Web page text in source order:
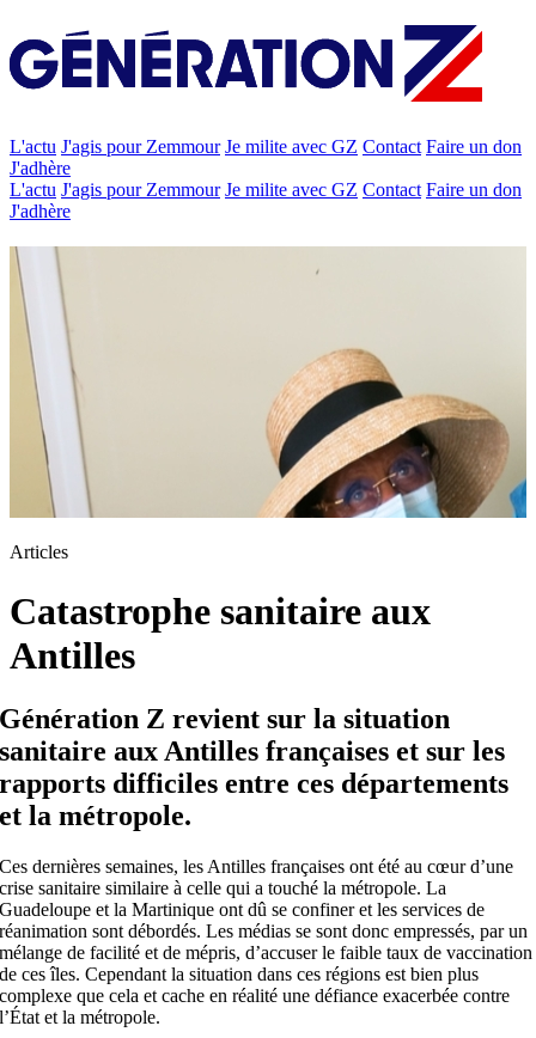
L'actu J'agis pour Zemmour Je milite avec GZ Contact Faire un don
J'adhère
L'actu J'agis pour Zemmour Je milite avec GZ Contact Faire un don
J'adhère
Articles
Catastrophe sanitaire aux
Antilles
Génération Z revient sur la situation
sanitaire aux Antilles françaises et sur les
rapports difficiles entre ces départements
et la métropole.
Ces dernières semaines, les Antilles françaises ont été au cœur d’une
crise sanitaire similaire à celle qui a touché la métropole. La
Guadeloupe et la Martinique ont dû se confiner et les services de
réanimation sont débordés. Les médias se sont donc empressés, par un
mélange de facilité et de mépris, d’accuser le faible taux de vaccination
de ces îles. Cependant la situation dans ces régions est bien plus
complexe que cela et cache en réalité une défiance exacerbée contre
l’État et la métropole.